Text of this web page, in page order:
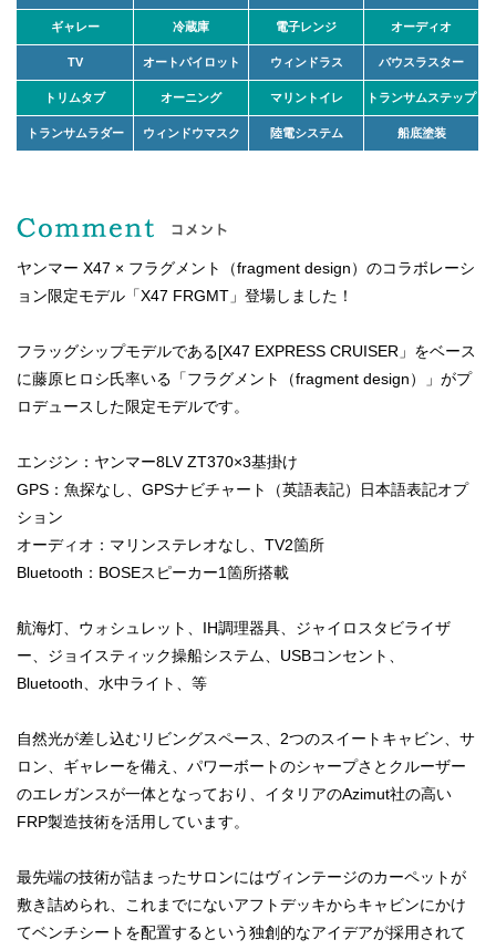
ギャレー 冷蔵庫 電子レンジ オーディオ
TV オートパイロット ウィンドラス バウスラスター
トリムタブ オーニング マリントイレ トランサムステップ
トランサムラダー ウィンドウマスク 陸電システム 船底塗装
ヤンマー X47 × フラグメント（fragment design）のコラボレーシ
ョン限定モデル「X47 FRGMT」登場しました！
フラッグシップモデルである[X47 EXPRESS CRUISER」をベース
に藤原ヒロシ氏率いる「フラグメント（fragment design）」がプ
ロデュースした限定モデルです。
エンジン：ヤンマー8LV ZT370×3基掛け
GPS：魚探なし、GPSナビチャート（英語表記）日本語表記オプ
ション
オーディオ：マリンステレオなし、TV2箇所
Bluetooth：BOSEスピーカー1箇所搭載
航海灯、ウォシュレット、IH調理器具、ジャイロスタビライザ
ー、ジョイスティック操船システム、USBコンセント、
Bluetooth、水中ライト、等
自然光が差し込むリビングスペース、2つのスイートキャビン、サ
ロン、ギャレーを備え、パワーボートのシャープさとクルーザー
のエレガンスが一体となっており、イタリアのAzimut社の高い
FRP製造技術を活用しています。
最先端の技術が詰まったサロンにはヴィンテージのカーペットが
敷き詰められ、これまでにないアフトデッキからキャビンにかけ
てベンチシートを配置するという独創的なアイデアが採用されて